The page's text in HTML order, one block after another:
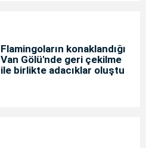
Flamingoların konaklandığı
Van Gölü'nde geri çekilme
ile birlikte adacıklar oluştu